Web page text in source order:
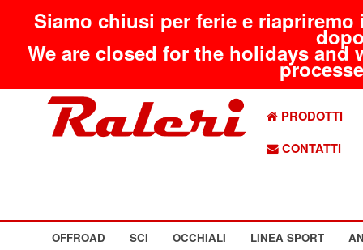
Siamo chiusi per ferie e
We are closed for the holidays
PRODOTTI
CONTATTI
OFFROAD SCI OCCHIALI LINEA SPORT